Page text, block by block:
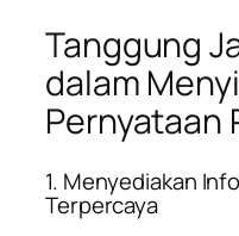
Tanggung
dalam
Pernyataan
1. Menyediakan
Terpercaya